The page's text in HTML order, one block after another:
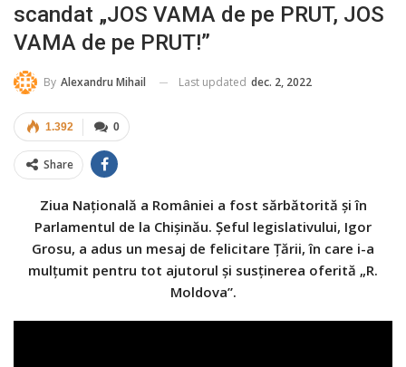
scandat „JOS VAMA de pe PRUT, JOS
VAMA de pe PRUT!”
By Alexandru Mihail Last updated dec. 2, 2022
0
1.392
Share
Ziua Națională a României a fost sărbătorită și în
Parlamentul de la Chișinău. Șeful legislativului, Igor
Grosu, a adus un mesaj de felicitare Țării, în care i-a
mulțumit pentru tot ajutorul și susținerea oferită „R.
Moldova”.